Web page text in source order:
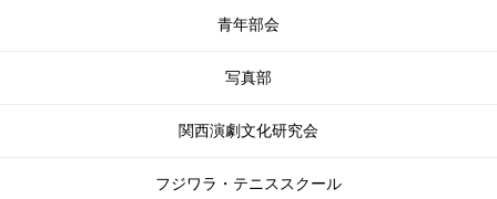
青年部会
写真部
関⻄演劇⽂化研究会
フジワラ・テニススクール